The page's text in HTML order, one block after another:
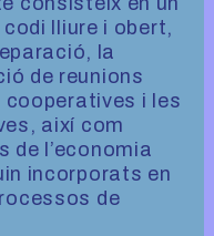
lliure i obert,
la
de reunions
i les
així com
de l’economia
incorporats en
de